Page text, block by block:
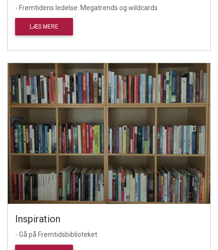
- Fremtidens ledelse: Megatrends og wildcards
LÆS MERE
Inspiration
- Gå på Fremtidsbiblioteket